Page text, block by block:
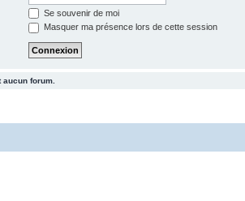
Se souvenir de moi
Masquer ma présence lors de cette session
forum.